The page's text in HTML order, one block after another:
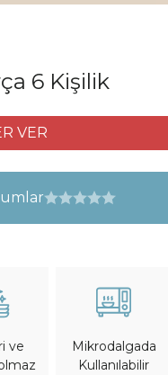
6 Kişilik
VER
ve
Mikrodalgada
Kullanılabilir